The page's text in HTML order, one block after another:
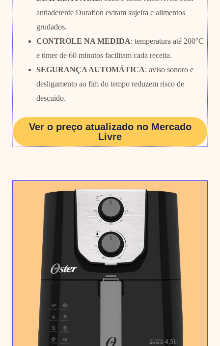
antiaderente Duraflon evitam sujeira e alimentos
grudados.
CONTROLE NA MEDIDA: temperatura até 200°C
e timer de 60 minutos facilitam cada receita.
SEGURANÇA AUTOMÁTICA: aviso sonoro e
desligamento ao fim do tempo reduzem risco de
descuido.
Ver o preço atualizado no Mercado
Livre